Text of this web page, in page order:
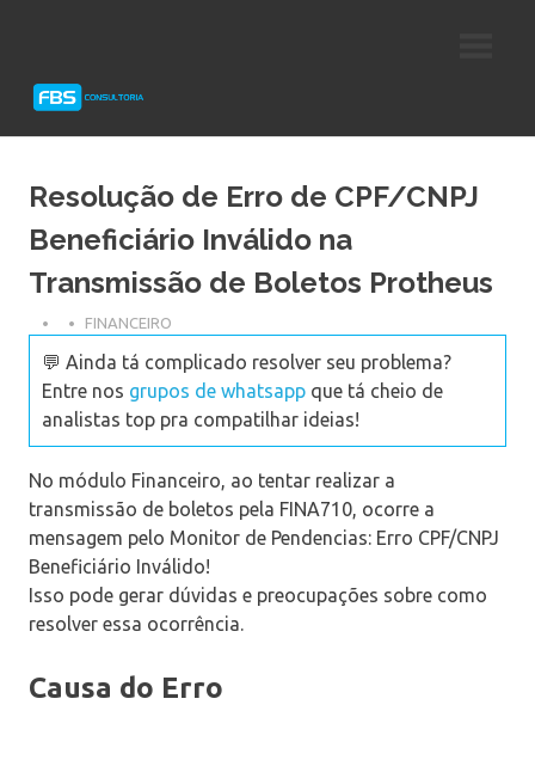
Protheus
Resolução de Erro de CPF/CNPJ
Beneficiário Inválido na
Transmissão de Boletos Protheus
FINANCEIRO
💬 Ainda tá complicado resolver seu problema?
Entre nos grupos de whatsapp que tá cheio de
analistas top pra compatilhar ideias!
No módulo Financeiro, ao tentar realizar a
transmissão de boletos pela FINA710, ocorre a
mensagem pelo Monitor de Pendencias: Erro CPF/CNPJ
Beneficiário Inválido!
Isso pode gerar dúvidas e preocupações sobre como
resolver essa ocorrência.
Causa do Erro